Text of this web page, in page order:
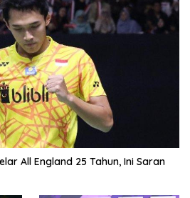
All England 25 Tahun, Ini Saran